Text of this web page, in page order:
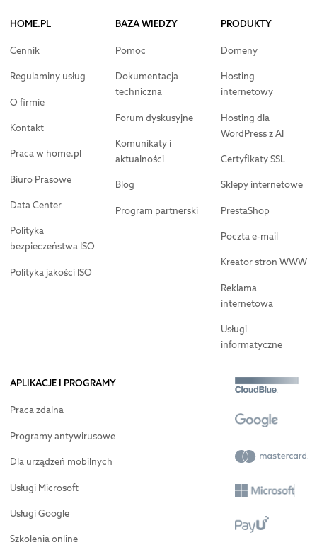
HOME.PL
Cennik
Regulaminy usług
O firmie
Kontakt
Praca w home.pl
Biuro Prasowe
Data Center
Polityka
bezpieczeństwa ISO
Polityka jakości ISO
BAZA WIEDZY
Pomoc
Dokumentacja
techniczna
Forum dyskusyjne
Komunikaty i
aktualności
Blog
Program partnerski
PRODUKTY
Domeny
Hosting
internetowy
Hosting dla
WordPress z AI
Certyfikaty SSL
Sklepy internetowe
PrestaShop
Poczta e-mail
Kreator stron WWW
Reklama
internetowa
Usługi
informatyczne
APLIKACJE I PROGRAMY
Praca zdalna
Programy antywirusowe
Dla urządzeń mobilnych
Usługi Microsoft
Usługi Google
Szkolenia online